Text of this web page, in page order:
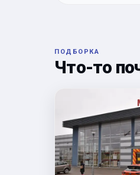
ПОДБОРКА
Что-то